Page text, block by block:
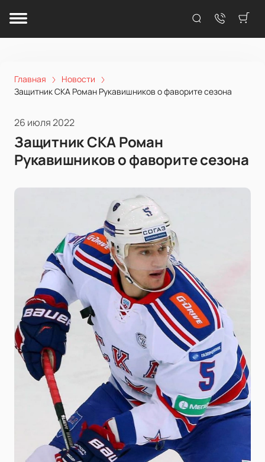
Главная
Новости
Защитник СКА Роман Рукавишников о фаворите сезона
26 июля 2022
Защитник СКА Роман
Рукавишников о фаворите сезона